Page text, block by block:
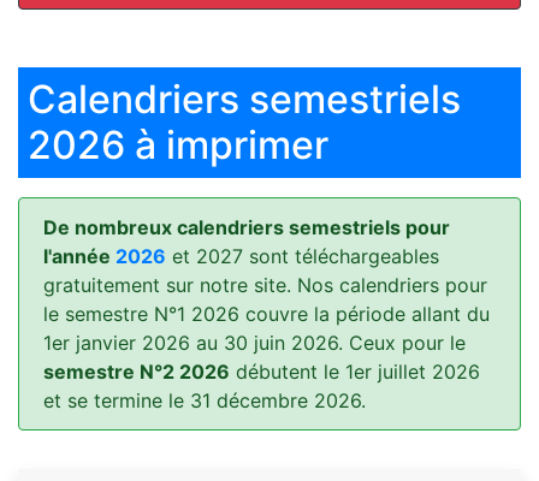
Calendriers semestriels
2026 à imprimer
De nombreux calendriers semestriels pour
l'année 2026 et 2027 sont téléchargeables
gratuitement sur notre site. Nos calendriers pour
le semestre N°1 2026 couvre la période allant du
1er janvier 2026 au 30 juin 2026. Ceux pour le
semestre N°2 2026 débutent le 1er juillet 2026
et se termine le 31 décembre 2026.